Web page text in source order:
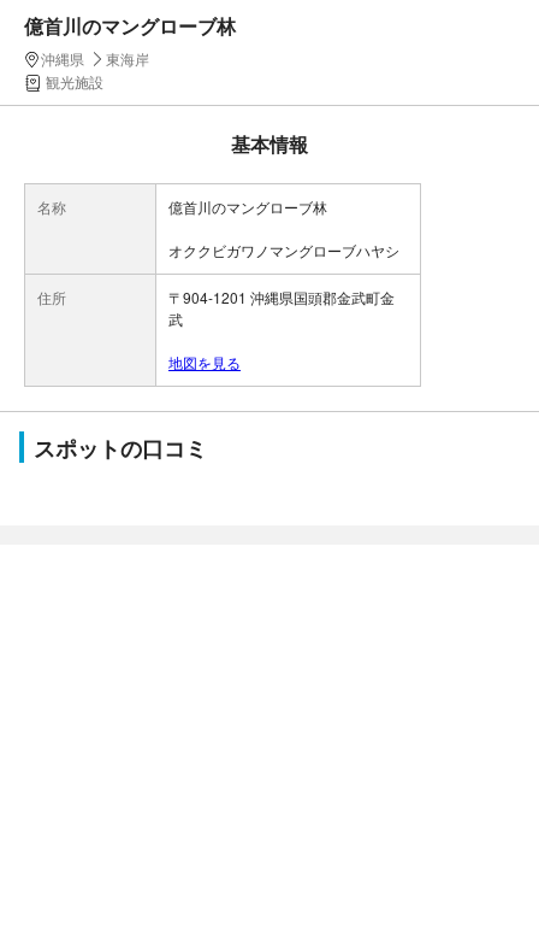
億首川のマングローブ林
沖縄県
東海岸
観光施設
基本情報
名称 億首川のマングローブ林
オククビガワノマングローブハヤシ
住所
〒904-1201 沖縄県国頭郡金武町金
武
地図を見る
スポットの口コミ